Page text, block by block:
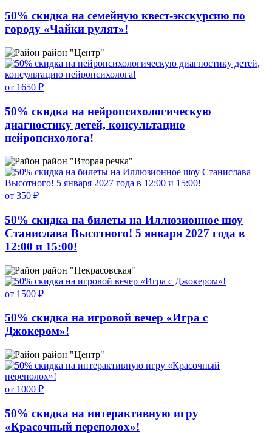
50% скидка на семейную квест-экскурсию по
городу «Чайки рулят»!
район "Центр"
от 1650 ₽
50% скидка на нейропсихологическую
диагностику детей, консультацию
нейропсихолога!
район "Вторая речка"
от 350 ₽
50% скидка на билеты на Иллюзионное шоу
Станислава Высотного! 5 января 2027 года в
12:00 и 15:00!
район "Некрасовская"
от 1500 ₽
50% скидка на игровой вечер «Игра с
Джокером»!
район "Центр"
от 1000 ₽
50% скидка на интерактивную игру
«Красочный переполох»!